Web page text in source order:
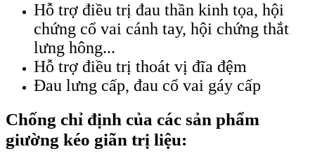
Hỗ trợ điều trị đau thần kinh tọa, hội
chứng cổ vai cánh tay, hội chứng thắt
lưng hông...
Hỗ trợ điều trị thoát vị đĩa đệm
Đau lưng cấp, đau cổ vai gáy cấp
Chống chỉ định của các sản phẩm
giường kéo giãn trị liệu: